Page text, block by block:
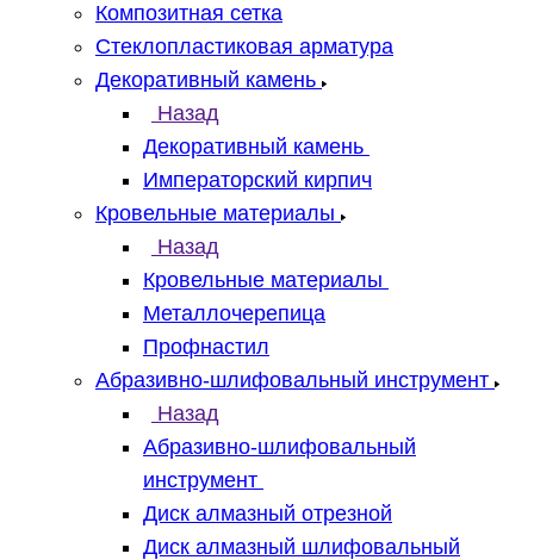
Композитная сетка
Стеклопластиковая арматура
Декоративный камень
Назад
Декоративный камень
Императорский кирпич
Кровельные материалы
Назад
Кровельные материалы
Металлочерепица
Профнастил
Абразивно-шлифовальный инструмент
Назад
Абразивно-шлифовальный
инструмент
Диск алмазный отрезной
Диск алмазный шлифовальный